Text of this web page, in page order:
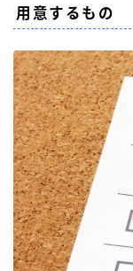
用意するもの